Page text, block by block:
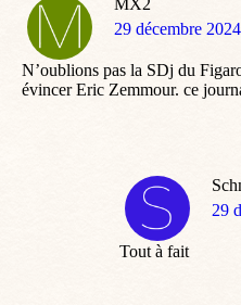
MX2
dit
29 décembre
N’oublions pas la SDj du
évincer Eric Zemmour. ce
dit
29
Tout à fait